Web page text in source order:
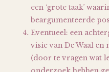
een ‘grote taak’
beargumenteerde
Eventueel: een
visie van De Waal
(door te vragen wat